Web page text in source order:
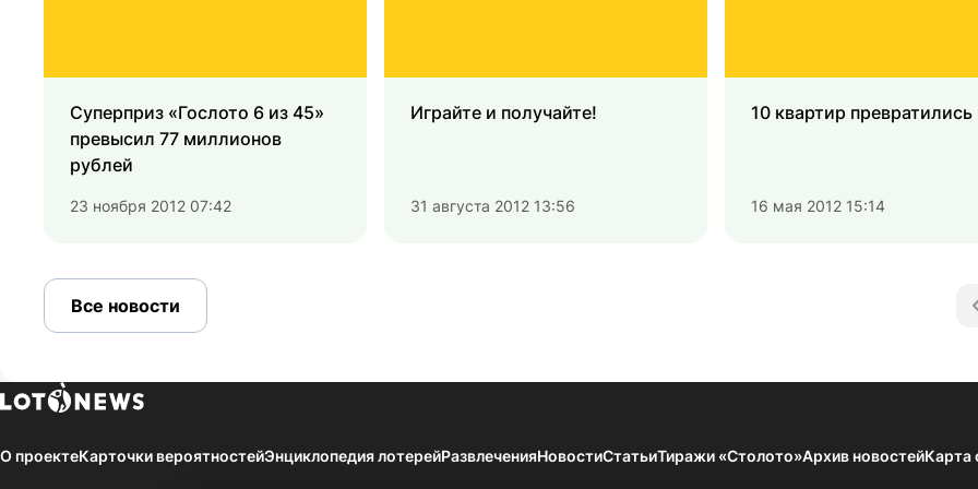
Суперприз «Гослото 6 из 45»
превысил 77 миллионов
рублей
23 ноября 2012 07:42
Играйте и получайте!
31 августа 2012 13:56
10 квартир превратились
16 мая 2012 15:14
Все новости
О проектеКарточки вероятностейЭнциклопедия лотерейРазвлеченияНовостиСтатьиТиражи «Столото»Архив новостейКарта